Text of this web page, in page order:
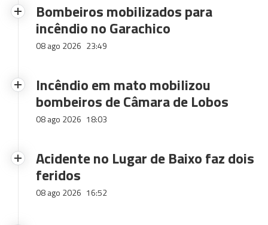
Bombeiros mobilizados para
incêndio no Garachico
08 ago 2026 23:49
Incêndio em mato mobilizou
bombeiros de Câmara de Lobos
08 ago 2026 18:03
Acidente no Lugar de Baixo faz dois
feridos
08 ago 2026 16:52